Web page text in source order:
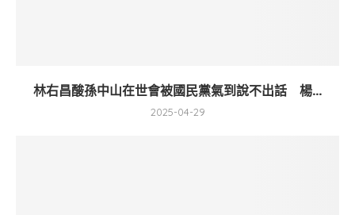
林右昌酸孫中山在世會被國民黨氣到說不出話 楊...
2025-04-29